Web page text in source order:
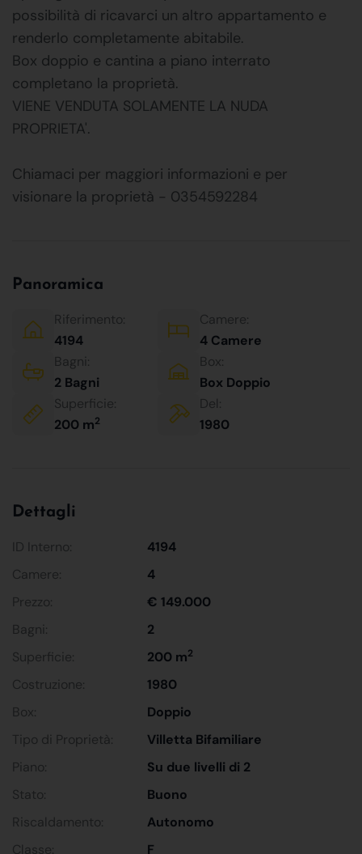
possibilità di ricavarci un altro appartamento e
renderlo completamente abitabile.
Box doppio e cantina a piano interrato
completano la proprietà.
VIENE VENDUTA SOLAMENTE LA NUDA
PROPRIETA'.
Chiamaci per maggiori informazioni e per
visionare la proprietà - 0354592284
Panoramica
Riferimento:
4194
Camere:
4 Camere
Bagni:
2 Bagni
Box:
Box Doppio
Superficie:
200 m2
Del:
1980
Dettagli
ID Interno:
4194
Camere:
4
Prezzo:
€ 149.000
Bagni:
2
Superficie:
200 m2
Costruzione:
1980
Box:
Doppio
Tipo di Proprietà:
Villetta Bifamiliare
Piano:
Su due livelli di 2
Stato:
Buono
Riscaldamento:
Autonomo
Classe:
F